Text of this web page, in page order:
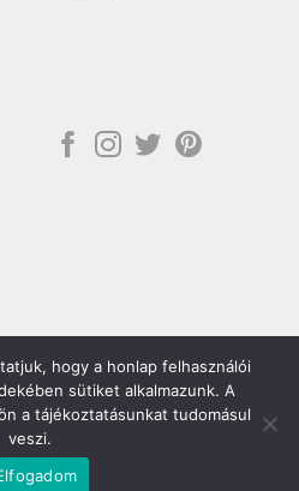
Raport Store
hogy a honlap felhasználói
sütiket alkalmazunk. A
a tájékoztatásunkat tudomásul
veszi.